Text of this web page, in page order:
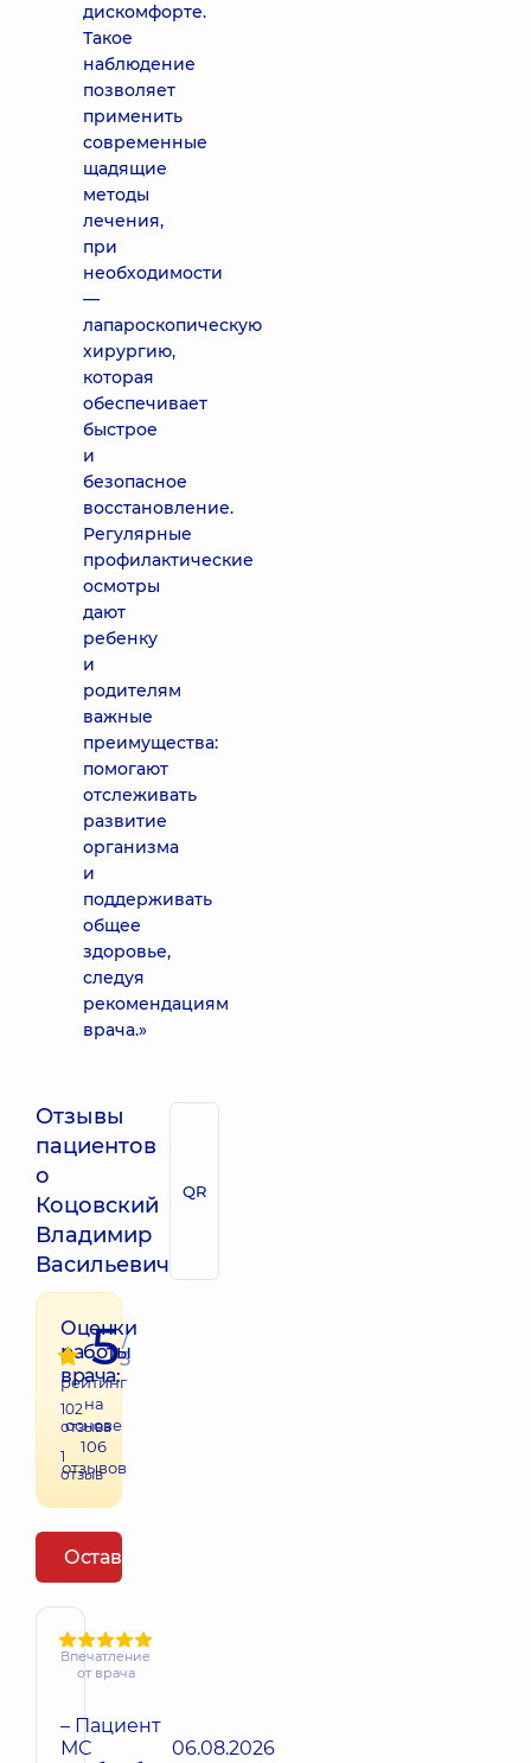
дискомфорте.
Такое
наблюдение
позволяет
применить
современные
щадящие
методы
лечения,
при
необходимости
—
лапароскопическую
хирургию,
которая
обеспечивает
быстрое
и
безопасное
восстановление.
Регулярные
профилактические
осмотры
дают
ребенку
и
родителям
важные
преимущества:
помогают
отслеживать
развитие
организма
и
поддерживать
общее
здоровье,
следуя
рекомендациям
врача.»
Отзывы
пациентов
о
Коцовский
Владимир
Васильевич
QR
Оценки
работы
врача:
102
отзыва
1
отзыв
5/
5
рейтинг
на
основе
106
отзывов
Оставить отзыв
Впечатление
от врача
– Пациент
МС
06.08.2026